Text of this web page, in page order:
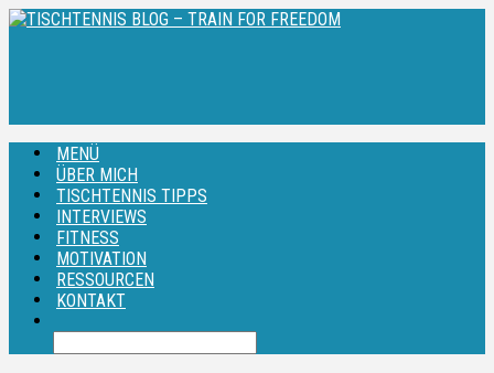
MENÜ
ÜBER MICH
TISCHTENNIS TIPPS
INTERVIEWS
FITNESS
MOTIVATION
RESSOURCEN
KONTAKT